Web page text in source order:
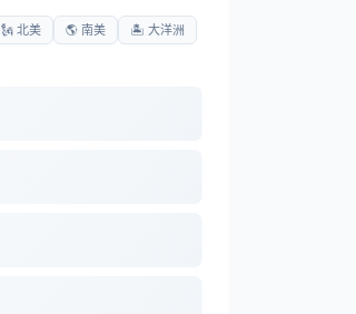
🗽 北美 🌎 南美
🏝️ 大洋洲